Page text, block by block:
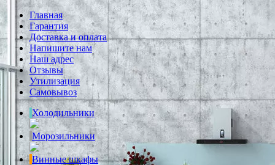
Главная
Гарантия
Доставка и оплата
Напишите нам
Наш адрес
Отзывы
Утилизация
Самовывоз
Холодильники
Морозильники
Винные шкафы